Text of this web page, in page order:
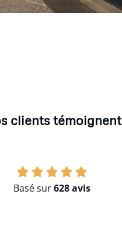
clients témoignent
Basé sur628 avis